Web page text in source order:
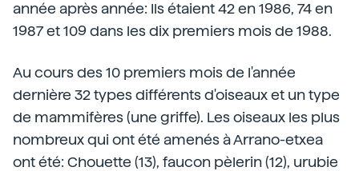
année après année: Ils étaient 42 en 1986, 74 en
1987 et 109 dans les dix premiers mois de 1988.
Au cours des 10 premiers mois de l'année
dernière 32 types différents d'oiseaux et un type
de mammifères (une griffe). Les oiseaux les plus
nombreux qui ont été amenés à Arrano-etxea
ont été: Chouette (13), faucon pèlerin (12), urubie